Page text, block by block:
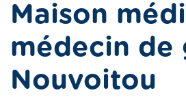
Maison
médecin de
Nouvoitou